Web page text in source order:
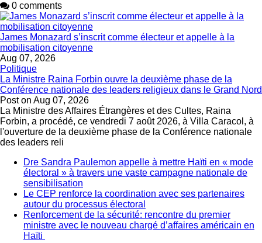
0 comments
James Monazard s’inscrit comme électeur et appelle à la
mobilisation citoyenne
Aug 07, 2026
Politique
La Ministre Raina Forbin ouvre la deuxième phase de la
Conférence nationale des leaders religieux dans le Grand Nord
Post on Aug 07, 2026
La Ministre des Affaires Étrangères et des Cultes, Raina
Forbin, a procédé, ce vendredi 7 août 2026, à Villa Caracol, à
l'ouverture de la deuxième phase de la Conférence nationale
des leaders reli
Dre Sandra Paulemon appelle à mettre Haïti en « mode
électoral » à travers une vaste campagne nationale de
sensibilisation
Le CEP renforce la coordination avec ses partenaires
autour du processus électoral
Renforcement de la sécurité: rencontre du premier
ministre avec le nouveau chargé d’affaires américain en
Haïti